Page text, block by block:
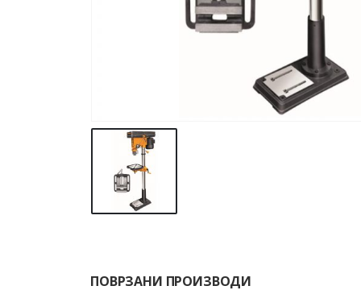
ПОВРЗАНИ ПРОИЗВОДИ